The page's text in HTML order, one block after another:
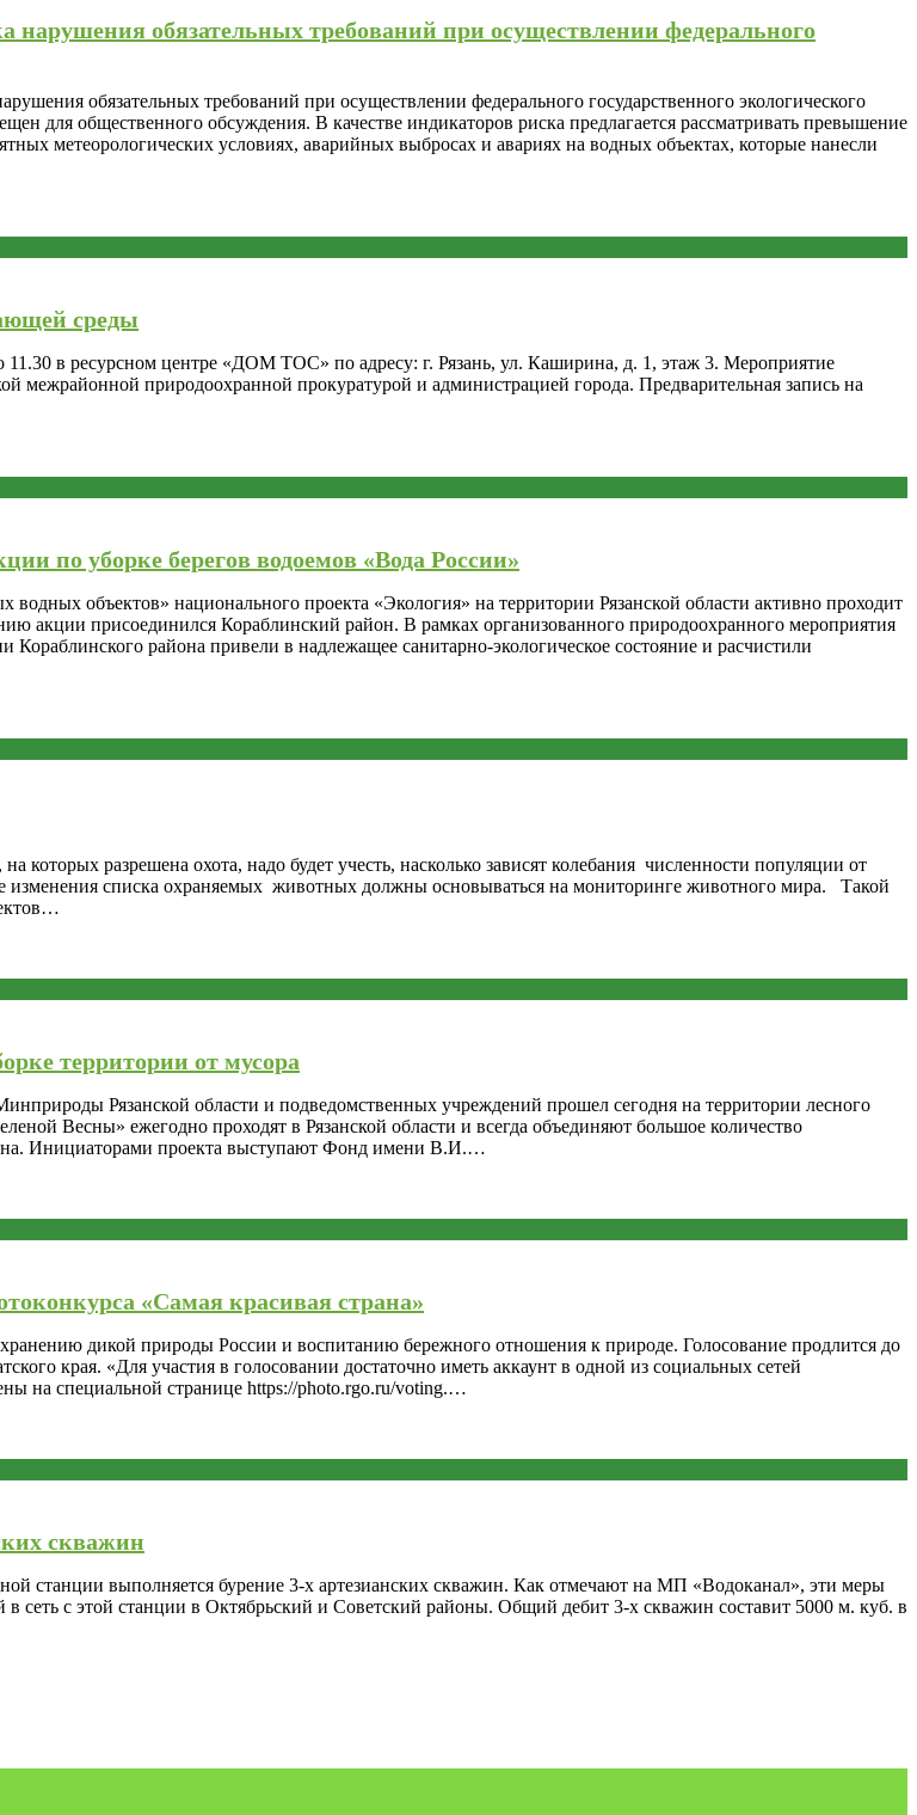
обязательных требований при осуществлении федерального
обязательных требований при осуществлении федерального государственного экологического
для общественного обсуждения. В качестве индикаторов риска предлагается рассматривать превышение
метеорологических условиях, аварийных выбросах и авариях на водных объектах, которые нанесли
среды
в ресурсном центре «ДОМ ТОС» по адресу: г. Рязань, ул. Каширина, д. 1, этаж 3. Мероприятие
межрайонной природоохранной прокуратурой и администрацией города. Предварительная запись на
по уборке берегов водоемов «Вода России»
объектов» национального проекта «Экология» на территории Рязанской области активно проходит
акции присоединился Кораблинский район. В рамках организованного природоохранного мероприятия
района привели в надлежащее санитарно-экологическое состояние и расчистили
разрешена охота, надо будет учесть, насколько зависят колебания численности популяции от
списка охраняемых животных должны основываться на мониторинге животного мира. Такой
территории от мусора
Рязанской области и подведомственных учреждений прошел сегодня на территории лесного
Весны» ежегодно проходят в Рязанской области и всегда объединяют большое количество
Инициаторами проекта выступают Фонд имени В.И.…
«Самая красивая страна»
дикой природы России и воспитанию бережного отношения к природе. Голосование продлится до
края. «Для участия в голосовании достаточно иметь аккаунт в одной из социальных сетей
на специальной странице https://photo.rgo.ru/voting.…
скважин
станции выполняется бурение 3-х артезианских скважин. Как отмечают на МП «Водоканал», эти меры
сеть с этой станции в Октябрьский и Советский районы. Общий дебит 3-х скважин составит 5000 м. куб. в